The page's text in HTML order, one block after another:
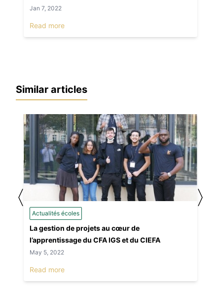
Jan 7, 2022
Read more
Similar articles
Actualités écoles
La gestion de projets au cœur de
l’apprentissage du CFA IGS et du CIEFA
May 5, 2022
Read more
〈 〉